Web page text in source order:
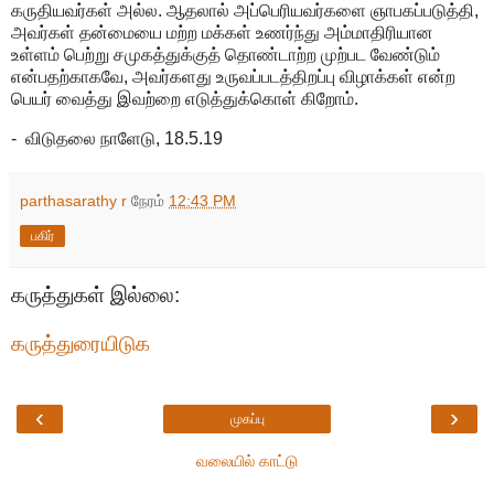
கருதியவர்கள் அல்ல. ஆதலால் அப்பெரியவர்களை ஞாபகப்படுத்தி,
அவர்கள் தன்மையை மற்ற மக்கள் உணர்ந்து அம்மாதிரியான
உள்ளம் பெற்று சமுகத்துக்குத் தொண்டாற்ற முற்பட வேண்டும்
என்பதற்காகவே, அவர்களது உருவப்படத்திறப்பு விழாக்கள் என்ற
பெயர் வைத்து இவற்றை எடுத்துக்கொள் கிறோம்.
- விடுதலை நாளேடு, 18.5.19
parthasarathy r நேரம் 12:43 PM
பகிர்
கருத்துகள் இல்லை:
கருத்துரையிடுக
‹ ›
முகப்பு
வலையில் காட்டு